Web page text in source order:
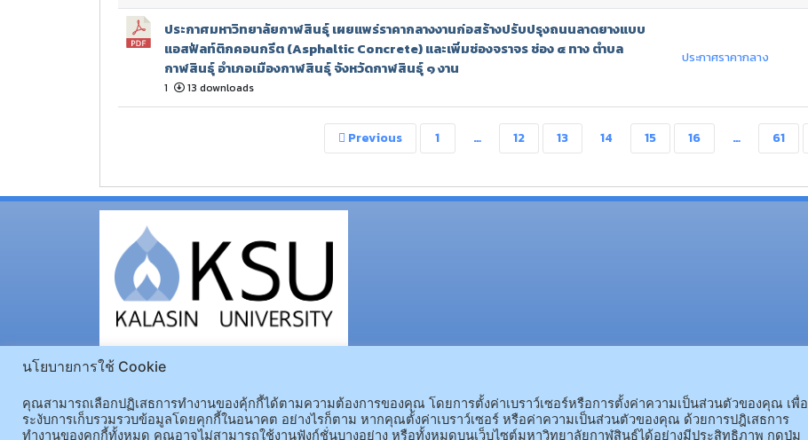
ประกาศมหาวิทยาลัยกาฬสินธุ์ เผยแพร่ราคากลางงานก่อสร้างปรับปรุงถนนลาดยางแบบ
แอสฟัลท์ติกคอนกรีต (Asphaltic Concrete) และเพิ่มช่องจราจร ช่อง ๔ ทาง ตำบล
กาฬสินธุ์ อำเภอเมืองกาฬสินธุ์ จังหวัดกาฬสินธุ์ ๑ งาน
1 13 downloads
ประกาศราคากลาง
Previous 1 … 12 13 14 15 16 … 61
นโยบายการใช้ Cookie
คุณสามารถเลือกปฏิเสธการทำงานของคุ้กกี้ได้ตามความต้องการของคุณ โดยการตั้งค่าเบราว์เซอร์หรือการตั้งค่าความเป็นส่วนตัวของคุณ เพื่อ
ระงับการเก็บรวมรวบข้อมูลโดยคุกกี้ในอนาคต อย่างไรก็ตาม หากคุณตั้งค่าเบราว์เซอร์ หรือค่าความเป็นส่วนตัวของคุณ ด้วยการปฎิเสธการ
ทำงานของคุกกี้ทั้งหมด คุณอาจไม่สามารถใช้งานฟังก์ชั่นบางอย่าง หรือทั้งหมดบนเว็บไซต์มหาวิทยาลัยกาฬสินธุ์ได้อย่างมีประสิทธิภาพ กดปุ่ม